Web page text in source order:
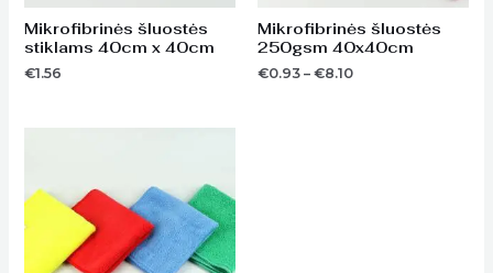
Mikrofibrinės šluostės
stiklams 40cm x 40cm
€1.56
Mikrofibrinės šluostės
250gsm 40x40cm
€0.93 – €8.10
through
€4.10